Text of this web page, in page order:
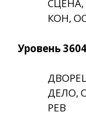
СЦЕНА,
КОН,
Уровень 3604
ДЕЛО,
РЕВ